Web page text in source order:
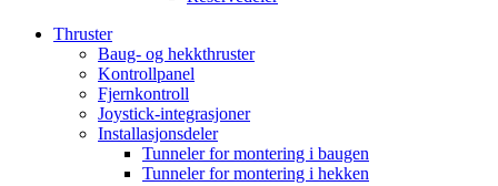
Thruster
Baug- og hekkthruster
Kontrollpanel
Fjernkontroll
Joystick-integrasjoner
Installasjonsdeler
Tunneler for montering i baugen
Tunneler for montering i hekken